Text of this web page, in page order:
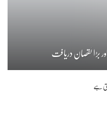
بڑا نقصان دریافت
ہے